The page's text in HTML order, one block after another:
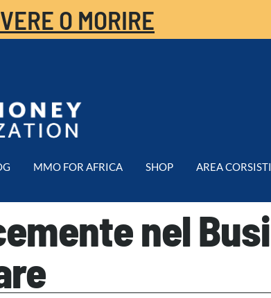
O MORIRE
MMO FOR AFRICA SHOP AREA CORSISTI
nel